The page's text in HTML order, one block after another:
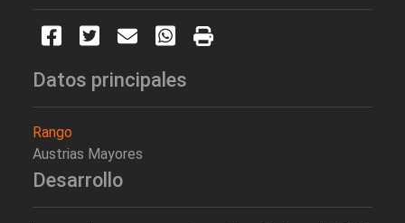
Datos principales
Rango
Austrias Mayores
Desarrollo